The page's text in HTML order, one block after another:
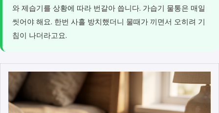
와 제습기를 상황에 따라 번갈아 씁니다. 가습기 물통은 매일
씻어야 해요. 한번 사흘 방치했더니 물때가 끼면서 오히려 기
침이 나더라고요.